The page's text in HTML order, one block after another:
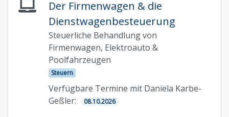
Der Firmenwagen & die
Dienstwagenbesteuerung
Steuerliche Behandlung von
Firmenwagen, Elektroauto &
Poolfahrzeugen
Steuern
Verfügbare Termine mit Daniela Karbe-
Geßler:
08.10.2026